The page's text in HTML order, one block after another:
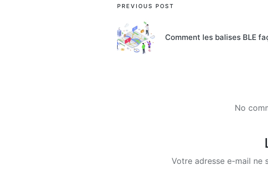
Post
navigation
PREVIOUS POST
Comment les balises BLE
No
Votre adresse e-mail ne